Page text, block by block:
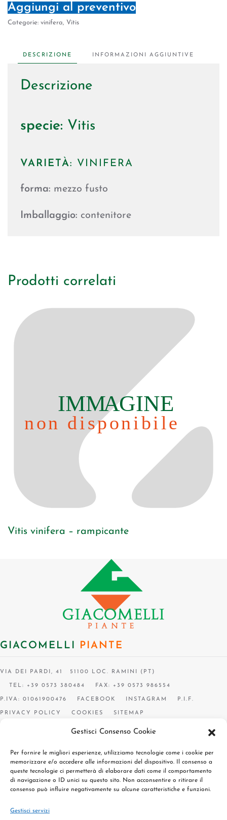
Gestisci Consenso Cookie
Per fornire le migliori esperienze, utilizziamo tecnologie come i cookie per
memorizzare e/o accedere alle informazioni del dispositivo. Il consenso a
queste tecnologie ci permetterà di elaborare dati come il comportamento
di navigazione o ID unici su questo sito. Non acconsentire o ritirare il
consenso può influire negativamente su alcune caratteristiche e funzioni.
Gestisci servizi
Aggiungi al preventivo
Categorie: vinifera, Vitis
DESCRIZIONE INFORMAZIONI AGGIUNTIVE
Descrizione
specie: Vitis
VARIETÀ: VINIFERA
forma: mezzo fusto
Imballaggio: contenitore
Prodotti correlati
Vitis vinifera – rampicante
GIACOMELLI PIANTE
VIA DEI PARDI, 41 51100 LOC. RAMINI (PT)
TEL: +39 0573 380484 FAX: +39 0573 986554
P.IVA: 01061900476 FACEBOOK INSTAGRAM P.I.F.
PRIVACY POLICY COOKIES SITEMAP